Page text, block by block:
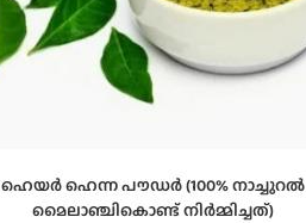
ഹെയർ ഹെന്ന പൗഡർ (100% നാച്ചുറൽ
മൈലാഞ്ചികൊണ്ട് നിർമ്മിച്ചത്)